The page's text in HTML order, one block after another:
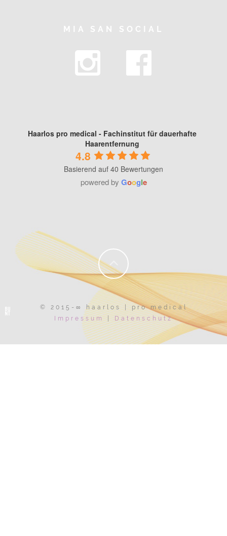
MIA SAN SOCIAL
Haarlos pro medical - Fachinstitut für dauerhafte
Haarentfernung
4.8
Basierend auf 40 Bewertungen
powered by Google
© 2015-∞ haarlos | pro medical
Impressum|Datenschutz